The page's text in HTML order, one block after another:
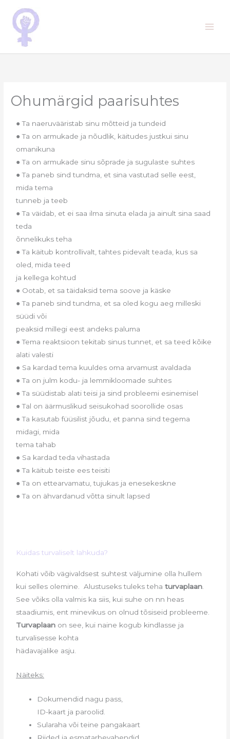
content
Ohumärgid paarisuhtes
● Ta naeruvääristab sinu mõtteid ja tundeid
● Ta on armukade ja nõudlik, käitudes justkui sinu
omanikuna
● Ta on armukade sinu sõprade ja sugulaste suhtes
● Ta paneb sind tundma, et sina vastutad selle eest,
mida tema
tunneb ja teeb
● Ta väidab, et ei saa ilma sinuta elada ja ainult sina saad
teda
õnnelikuks teha
● Ta käitub kontrollivalt, tahtes pidevalt teada, kus sa
oled, mida teed
ja kellega kohtud
● Ootab, et sa täidaksid tema soove ja käske
● Ta paneb sind tundma, et sa oled kogu aeg milleski
süüdi või
peaksid millegi eest andeks paluma
● Tema reaktsioon tekitab sinus tunnet, et sa teed kõike
alati valesti
● Sa kardad tema kuuldes oma arvamust avaldada
● Ta on julm kodu- ja lemmikloomade suhtes
● Ta süüdistab alati teisi ja sind probleemi esinemisel
● Tal on äärmuslikud seisukohad soorollide osas
● Ta kasutab füüsilist jõudu, et panna sind tegema
midagi, mida
tema tahab
● Sa kardad teda vihastada
● Ta käitub teiste ees teisiti
● Ta on ettearvamatu, tujukas ja enesekeskne
● Ta on ähvardanud võtta sinult lapsed
Kuidas turvaliselt lahkuda?
Kohati võib vägivaldsest suhtest väljumine olla hullem
kui selles olemine. Alustuseks tuleks tehaturvaplaan
See võiks olla valmis ka siis, kui suhe on nn heas
staadiumis, ent minevikus on olnud tõsiseid probleeme.
Turvaplaan on see, kui naine kogub kindlasse ja
turvalisesse kohta
hädavajalike asju.
Näiteks:
Dokumendid nagu pass,
ID-kaart ja paroolid.
Sularaha või teine pangakaart
Riided ja esmatarbevahendid